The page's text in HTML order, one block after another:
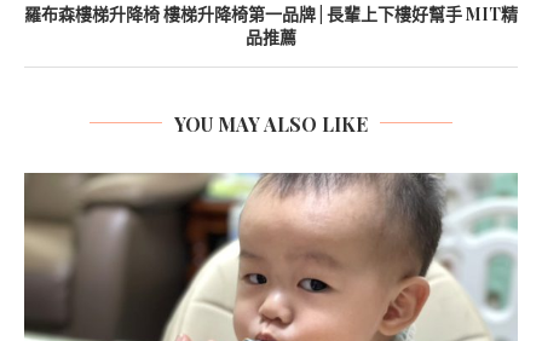
羅布森樓梯升降椅 樓梯升降椅第一品牌 | 長輩上下樓好幫手 MIT精
品推薦
YOU MAY ALSO LIKE